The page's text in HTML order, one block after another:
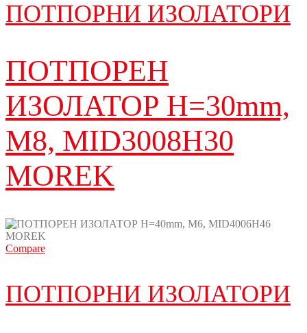
ПОТПОРНИ ИЗОЛАТОРИ
ПОТПОРЕН
ИЗОЛАТОР H=30mm,
M8, MID3008H30
MOREK
Compare
ПОТПОРНИ ИЗОЛАТОРИ